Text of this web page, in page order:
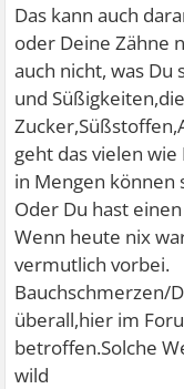
Das kann auch
oder Deine Zähne
auch nicht, was Du
und
geht das vielen
in Mengen können
Oder Du hast
Wenn heute nix
vermutlich vorbei.
Bauchschmerzen/
überall,hier im
betroffen.Solche
wild